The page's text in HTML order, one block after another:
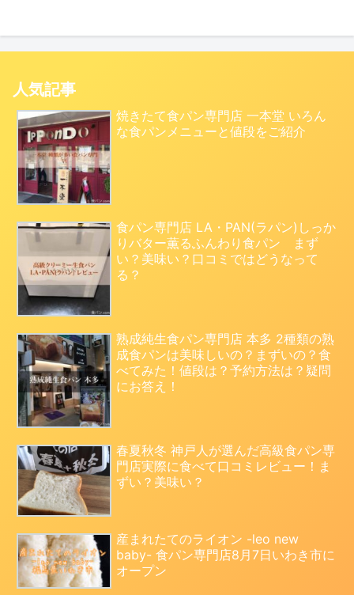
人気記事
焼きたて食パン専門店 一本堂 いろん
な食パンメニューと値段をご紹介
食パン専門店 LA・PAN(ラパン)しっか
りバター薫るふんわり食パン まず
い？美味い？口コミではどうなって
る？
熟成純生食パン専門店 本多 2種類の熟
成食パンは美味しいの？まずいの？食
べてみた！値段は？予約方法は？疑問
にお答え！
春夏秋冬 神戸人が選んだ高級食パン専
門店実際に食べて口コミレビュー！ま
ずい？美味い？
産まれたてのライオン -leo new
baby- 食パン専門店8月7日いわき市に
オープン